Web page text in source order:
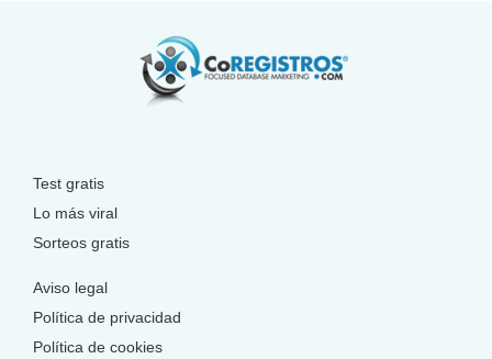
Test gratis
Lo más viral
Sorteos gratis
Aviso legal
Política de privacidad
Política de cookies